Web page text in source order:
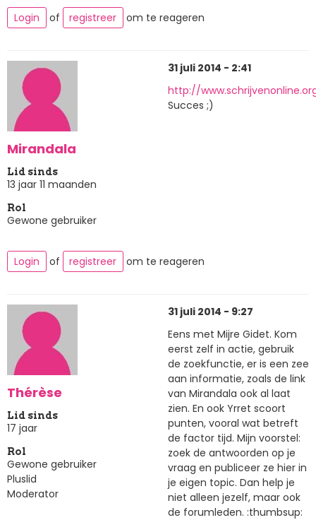
Login
of registreer om te reageren
Mirandala
Lid sinds
13 jaar 11 maanden
Rol
Gewone gebruiker
31 juli 2014 - 2:41
http://
Succes ;)
Login of registreer om te reageren
Thérèse
Lid sinds
17 jaar
Rol
Gewone gebruiker
Pluslid
Moderator
31 juli 2014 - 9:27
Eens met Mijre Gidet. Kom
eerst zelf in actie, gebruik
de zoekfunctie, er is een zee
aan informatie, zoals de link
van Mirandala ook al laat
zien. En ook Yrret scoort
punten, vooral wat betreft
de factor tijd. Mijn voorstel:
zoek de antwoorden op je
vraag en publiceer ze hier in
je eigen topic. Dan help je
niet alleen jezelf, maar ook
de forumleden. :thumbsup: